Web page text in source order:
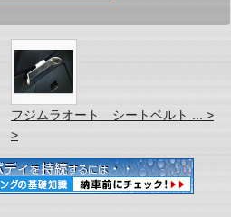
フジムラオート シートベルト ... >
>